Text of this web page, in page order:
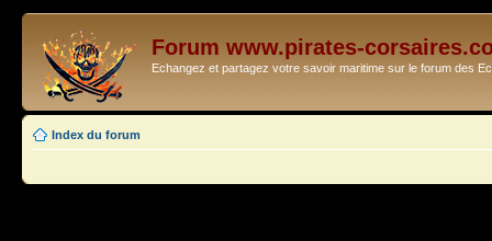
Forum www.pirates-
Echangez et partagez votre savoir maritime sur le forum des
Index du forum